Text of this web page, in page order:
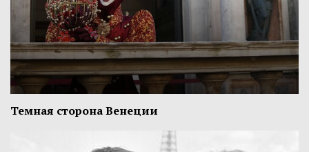
Темная сторона Венеции